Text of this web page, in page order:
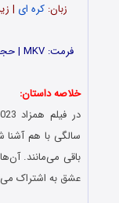
زبان: کره ای
خلاصه داستان:
در فیلم همزاد
باقی می‌مانند.
عشق به اشتراک